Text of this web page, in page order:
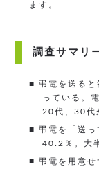
ます。
調査サマリ
■ 弔電を送ると
っている。
20代、30代
■ 弔電を「送っ
40.2％。大
■ 弔電を用意せ